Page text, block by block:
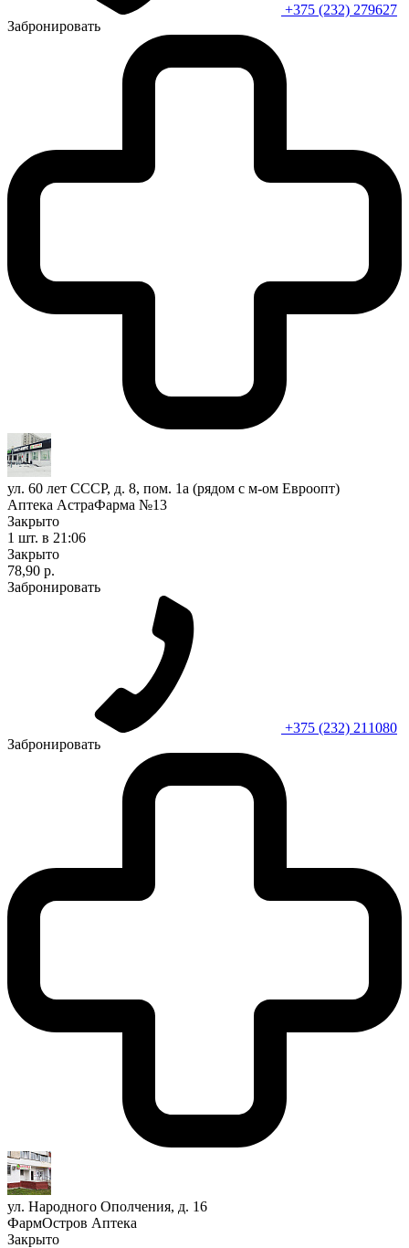
+375 (232) 279627
Забронировать
ул. 60 лет СССР, д. 8, пом. 1а (рядом с м-ом Евроопт)
Аптека АстраФарма №13
Закрыто
1 шт. в 21:06
Закрыто
78,90 р.
Забронировать
+375 (232) 211080
Забронировать
ул. Народного Ополчения, д. 16
ФармОстров Аптека
Закрыто